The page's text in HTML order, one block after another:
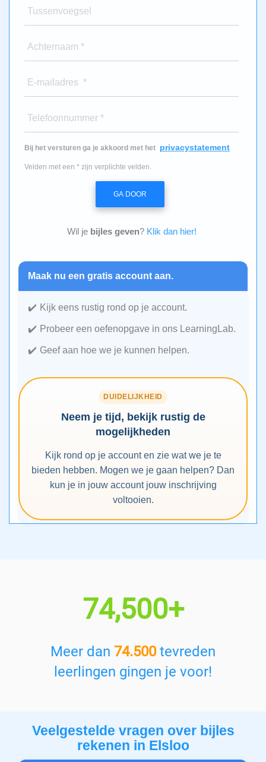
Tussenvoegsel
Achternaam *
E-mailadres *
Telefoonnummer *
Bij het versturen ga je akkoord met het privacystatement
Velden met een * zijn verplichte velden.
GA DOOR
Wil je bijles geven? Klik dan hier!
Maak nu een gratis account aan.
Kijk eens rustig rond op je account.
Probeer een oefenopgave in ons LearningLab.
Geef aan hoe we je kunnen helpen.
DUIDELIJKHEID
Neem je tijd, bekijk rustig de
mogelijkheden
Kijk rond op je account en zie wat we je te
bieden hebben. Mogen we je gaan helpen? Dan
kun je in jouw account jouw inschrijving
voltooien.
74,500+
Meer dan 74.500tevreden
leerlingen gingen je voor!
Veelgestelde vragen over bijles
rekenen in Elsloo